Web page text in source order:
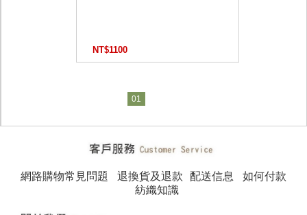
NT$1100
01
網路購物常見問題 退換貨及退款 配送信息
如何付款
紡織知識